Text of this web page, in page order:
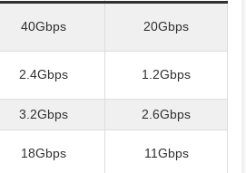
20Gbps
40Gbps
1.2Gbps
2.4Gbps
2.6Gbps
3.2Gbps
11Gbps
18Gbps